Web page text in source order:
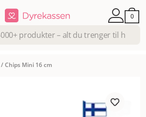
0
/Chips Mini 16 cm